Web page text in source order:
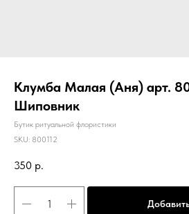
Клумба Малая (Аня) арт.
Шиповник
Бутик ритуальной флористики
SKU: 800112
350 р.